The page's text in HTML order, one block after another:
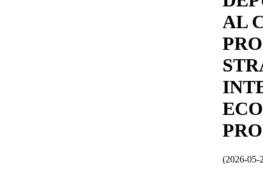
AL
(2026-05-